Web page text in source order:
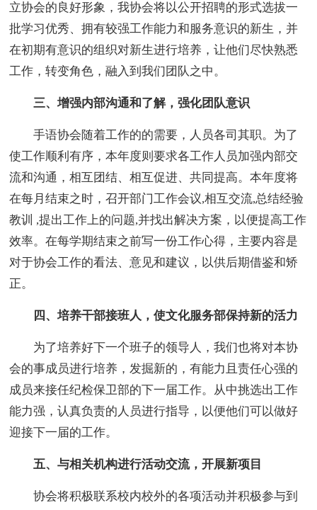
立协会的良好形象，我协会将以公开招聘的形式选拔一
批学习优秀、拥有较强工作能力和服务意识的新生，并
在初期有意识的组织对新生进行培养，让他们尽快熟悉
工作，转变角色，融入到我们团队之中。
三、增强内部沟通和了解，强化团队意识
手语协会随着工作的的需要，人员各司其职。为了
使工作顺利有序，本年度则要求各工作人员加强内部交
流和沟通，相互团结、相互促进、共同提高。本年度将
在每月结束之时，召开部门工作会议,相互交流,总结经验
教训 ,提出工作上的问题,并找出解决方案，以便提高工作
效率。在每学期结束之前写一份工作心得，主要内容是
对于协会工作的看法、意见和建议，以供后期借鉴和矫
正。
四、培养干部接班人，使文化服务部保持新的活力
为了培养好下一个班子的领导人，我们也将对本协
会的事成员进行培养，发掘新的，有能力且责任心强的
成员来接任纪检保卫部的下一届工作。从中挑选出工作
能力强，认真负责的人员进行指导，以便他们可以做好
迎接下一届的工作。
五、与相关机构进行活动交流，开展新项目
协会将积极联系校内校外的各项活动并积极参与到